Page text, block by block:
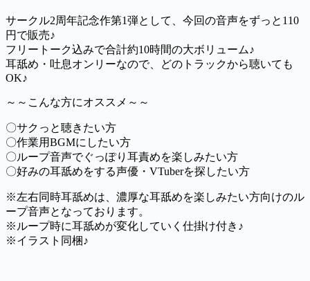
サークル2周年記念作第1弾として、今回の音声をずっと110
円で販売♪
フリートーク込みで合計約10時間の大ボリューム♪
耳舐め・吐息オンリーなので、どのトラックから聴いても
OK♪
～～こんな方にオススメ～～
〇サクっと聴きたい方
〇作業用BGMにしたい方
〇ループ音声でぐっぽり耳責めを楽しみたい方
〇好みの耳舐めをする声優・VTuberを探したい方
※左右同時耳舐めは、濃厚な耳舐めを楽しみたい方向けのル
ープ音声となっております。
※ループ時に耳舐めが変化していく仕掛け付き♪
※イラスト同梱♪